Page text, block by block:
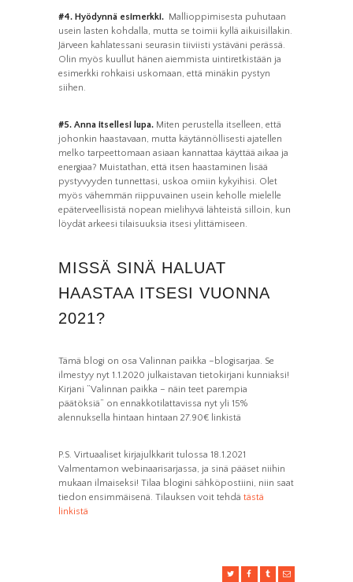
#4. Hyödynnä esimerkki. Mallioppimisesta puhutaan
usein lasten kohdalla, mutta se toimii kyllä aikuisillakin.
Järveen kahlatessani seurasin tiiviisti ystäväni perässä.
Olin myös kuullut hänen aiemmista uintiretkistään ja
esimerkki rohkaisi uskomaan, että minäkin pystyn
siihen.
#5. Anna itsellesi lupa. Miten perustella itselleen, että
johonkin haastavaan, mutta käytännöllisesti ajatellen
melko tarpeettomaan asiaan kannattaa käyttää aikaa ja
energiaa? Muistathan, että itsen haastaminen lisää
pystyvyyden tunnettasi, uskoa omiin kykyihisi. Olet
myös vähemmän riippuvainen usein keholle mielelle
epäterveellisistä nopean mielihyvä lähteistä silloin, kun
löydät arkeesi tilaisuuksia itsesi ylittämiseen.
MISSÄ SINÄ HALUAT
HAASTAA ITSESI VUONNA
2021?
Tämä blogi on osa Valinnan paikka –blogisarjaa. Se
ilmestyy nyt 1.1.2020 julkaistavan tietokirjani kunniaksi!
Kirjani ”Valinnan paikka – näin teet parempia
päätöksiä” on ennakkotilattavissa nyt yli 15%
alennuksella hintaan hintaan 27.90€ linkistä
P.S. Virtuaaliset kirjajulkkarit tulossa 18.1.2021
Valmentamon webinaarisarjassa, ja sinä pääset niihin
mukaan ilmaiseksi! Tilaa blogini sähköpostiini, niin saat
tiedon ensimmäisenä. Tilauksen voit tehdä tästä
linkistä